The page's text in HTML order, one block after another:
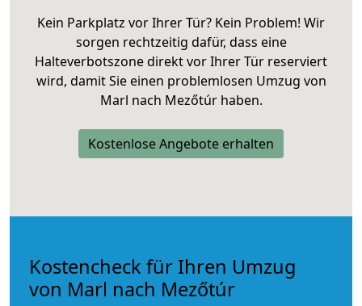
Kein Parkplatz vor Ihrer Tür? Kein Problem! Wir
sorgen rechtzeitig dafür, dass eine
Halteverbotszone direkt vor Ihrer Tür reserviert
wird, damit Sie einen problemlosen Umzug von
Marl nach Mezőtúr haben.
Kostenlose Angebote erhalten
Kostencheck für Ihren Umzug
von Marl nach Mezőtúr